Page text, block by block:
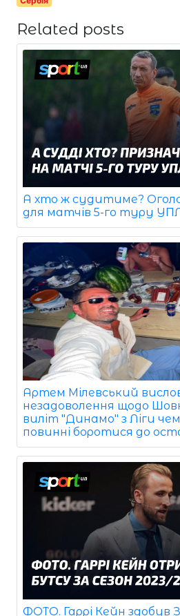
Related posts
А хто ж судитиме?
для матчів 5-го туру
Артем Мілевський
незадоволення щодо
виліт "Динамо" з Ліги
повинні боротися до
ФОТО. Гаррі Кейн здобув